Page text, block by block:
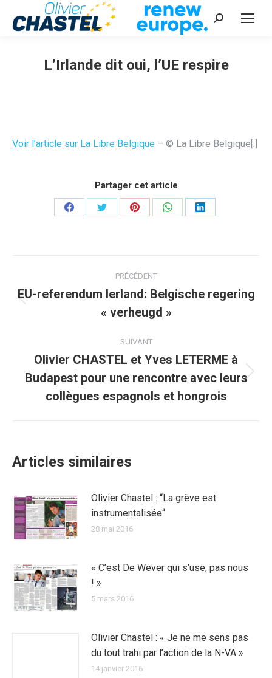
Recherche
L’Irlande dit oui, l’UE respire
Voir l’article sur La Libre Belgique – © La Libre Belgique[:]
Partager cet article
PartagerPartagerPartagerPartagerPartager
article
PRÉCÉDENT
précédent
EU-referendum Ierland: Belgische regering
« verheugd »
SUIVANT
Article
suivant
Olivier CHASTEL et Yves LETERME à
Budapest pour une rencontre avec leurs
collègues espagnols et hongrois
Articles similaires
Olivier Chastel : “La grève est
instrumentalisée“
28 mai 2016
« C’est De Wever qui s’use, pas nous
! »
5 mars 2016
Olivier Chastel : « Je ne me sens pas
du tout trahi par l’action de la N-VA »
14 janvier 2016